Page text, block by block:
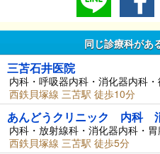
同じ診療科があ
三苫石井医院
内科・呼吸器内科・消化器内科
西鉄貝塚線 三苫駅 徒歩10分
あんどうクリニック 内科
内科・放射線科・消化器内科・
西鉄貝塚線 三苫駅 徒歩5分